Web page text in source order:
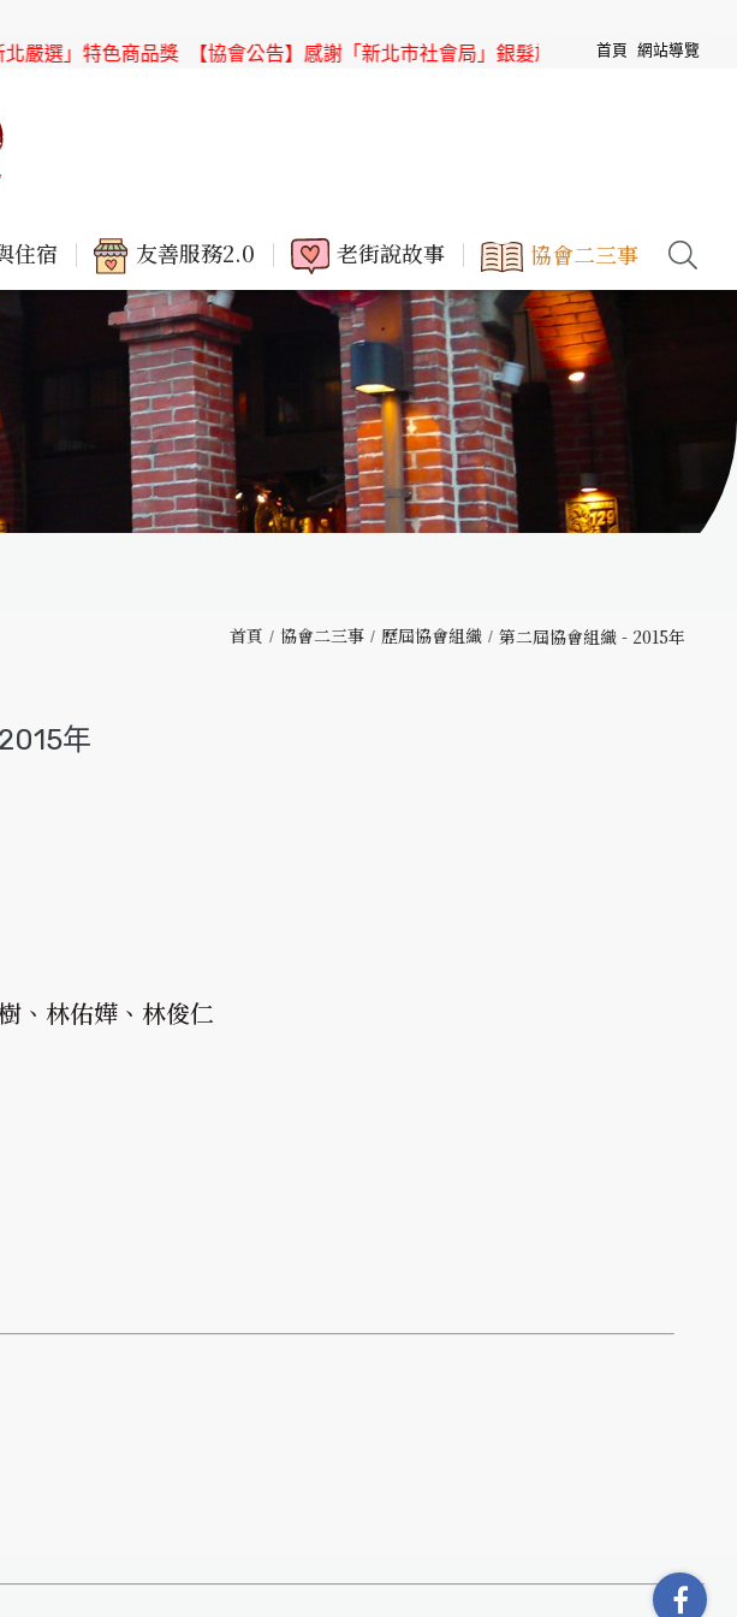
」特色商品獎 【協會公告】感謝「新北市社會局」銀髮族節目「高年級超進化」來「
首頁 網站導覽
住宿 友善服務2.0 老街說故事 協會二三事
首頁 協會二三事 歷屆協會組織 第二屆協會組織 - 2015年
年
、林佑嬅、林俊仁